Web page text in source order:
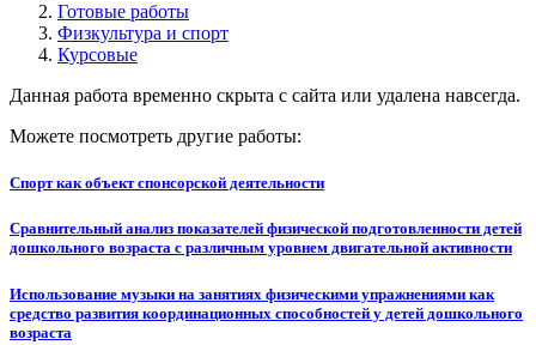
Готовые работы
Физкультура и спорт
Курсовые
Данная работа временно скрыта с сайта или удалена навсегда.
Можете посмотреть другие работы:
Спорт как объект спонсорской деятельности
Сравнительный анализ показателей физической подготовленности детей
дошкольного возраста с различным уровнем двигательной активности
Использование музыки на занятиях физическими упражнениями как
средство развития координационных способностей у детей дошкольного
возраста